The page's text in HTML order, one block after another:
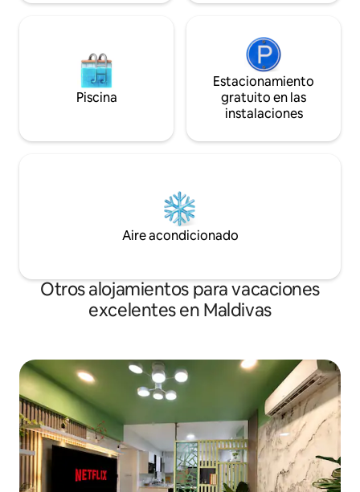
Piscina
Estacionamiento
gratuito en las
instalaciones
Aire acondicionado
Otros alojamientos para vacaciones
excelentes en Maldivas